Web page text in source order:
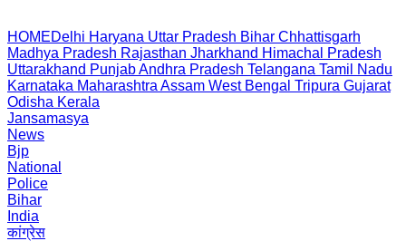
HOMEDelhi Haryana Uttar Pradesh Bihar Chhattisgarh
Madhya Pradesh Rajasthan Jharkhand Himachal Pradesh
Uttarakhand PunjabAndhra Pradesh Telangana Tamil Nadu
Karnataka Maharashtra Assam West Bengal Tripura Gujarat
Odisha Kerala
Jansamasya
News
Bjp
National
Police
Bihar
India
कांग्रेस